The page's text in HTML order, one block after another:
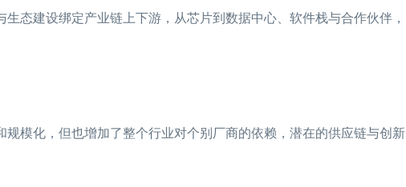
态建设绑定产业链上下游，从芯片到数据中心、软件栈与合作伙伴，
模化，但也增加了整个行业对个别厂商的依赖，潜在的供应链与创新